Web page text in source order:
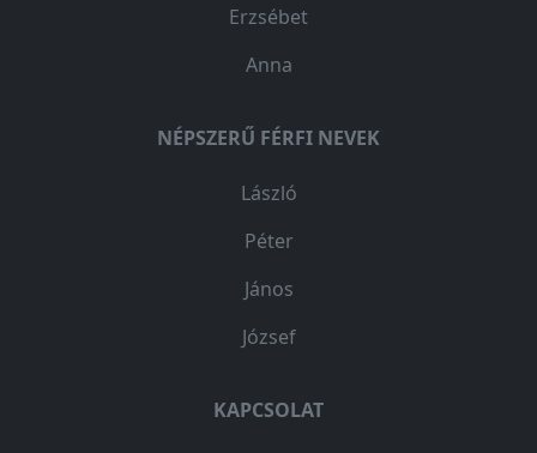
Erzsébet
Anna
NÉPSZERŰ FÉRFI NEVEK
László
Péter
János
József
KAPCSOLAT